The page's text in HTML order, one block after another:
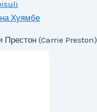
Хуямбе
Престон (Carrie Preston)